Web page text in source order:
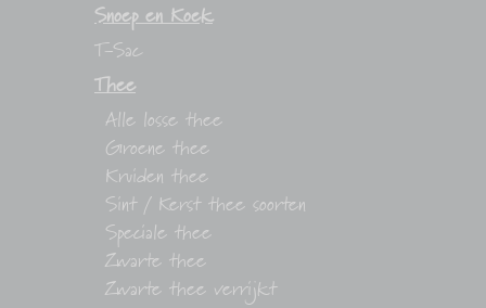
Snoep en Koek
T-Sac
Thee
Alle losse thee
Groene thee
Kruiden thee
Sint / Kerst thee soorten
Speciale thee
Zwarte thee
Zwarte thee verrijkt